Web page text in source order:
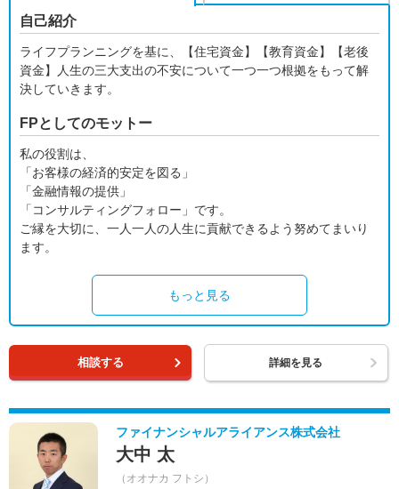
自己紹介
ライフプランニングを基に、【住宅資金】【教育資金】【老後
資金】人生の三大支出の不安について一つ一つ根拠をもって解
決していきます。
FPとしてのモットー
私の役割は、
「お客様の経済的安定を図る」
「金融情報の提供」
「コンサルティングフォロー」です。
ご縁を大切に、一人一人の人生に貢献できるよう努めてまいり
ます。
もっと見る
相談する 詳細を見る
ファイナンシャルアライアンス株式会社
大中 太
（オオナカ フトシ）